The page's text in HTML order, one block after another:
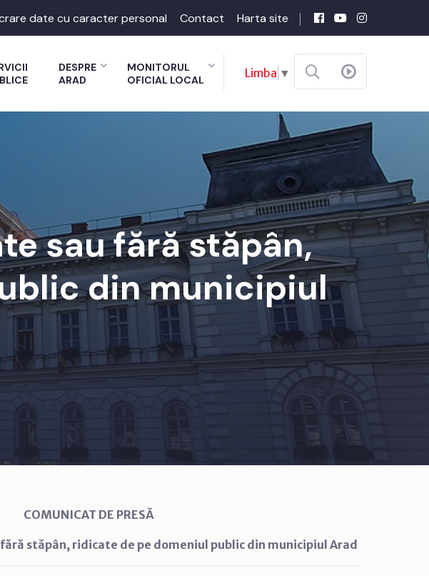
date cu caracter personal Contact Harta site
DESPRE
ARAD
MONITORUL
OFICIAL LOCAL
Limba ▼
sau fără stăpân,
din municipiul
COMUNICAT DE PRESĂ
stăpân, ridicate de pe domeniul public din municipiul Arad